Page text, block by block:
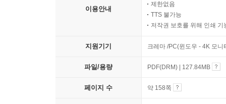
이용안내
제한없음
TTS 불가능
저작권 보호를 위해 인쇄 기
지원기기 크레마 /PC(윈도우 - 4K 모
파일/용량 PDF(DRM) | 127.84MB
페이지 수 약 158쪽